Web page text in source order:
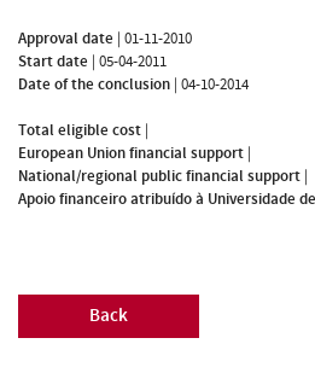
Approval date | 01-11-2010
Start date | 05-04-2011
Date of the conclusion | 04-10-2014
Total eligible cost |
European Union financial support |
National/regional public financial support |
Apoio financeiro atribuído à Universidade
Back